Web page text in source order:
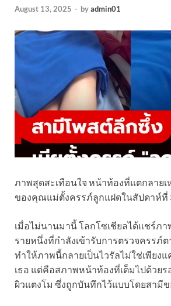
August 13, 2025 - byadmin01
ภาพสุดสะเทือนใจ หน้าท้องที่แตกลาย
ของคุณแม่ตั้งครรภ์ลูกแฝดในสัปดาห์ที่
เมื่อไม่นานมานี้ โลกโซเชียลได้แชร์ภ
รายหนึ่งที่กำลังเข้ารับการตรวจครรภ์
ทำให้ภาพนี้กลายเป็นไวรัลไม่ใช่เพียง
เธอ แต่คือสภาพหน้าท้องที่เต็มไปด้วยร
ผิวแตงโม ซึ่งถูกบันทึกไว้แบบโดยสามีข